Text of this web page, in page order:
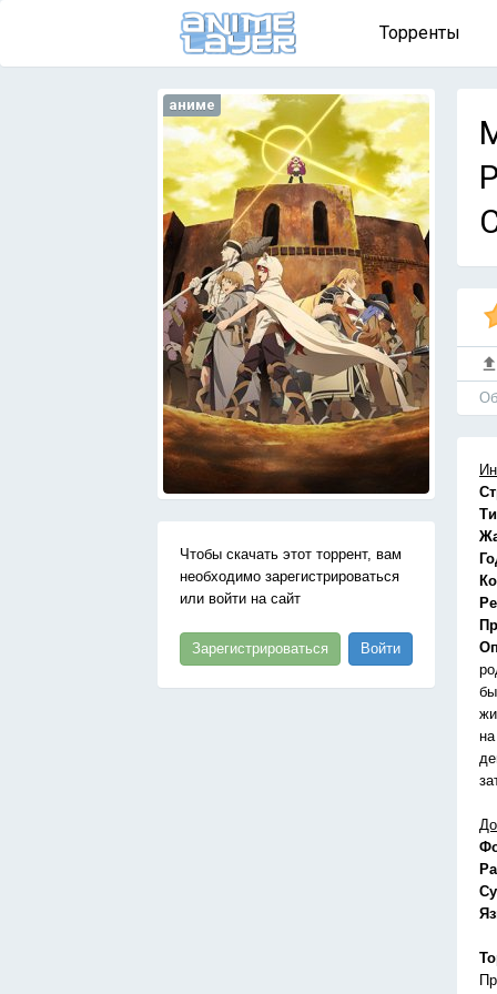
Торренты
аниме
Чтобы скачать этот торрент, вам
необходимо зарегистрироваться
или войти на сайт
Зарегистрироваться Войти